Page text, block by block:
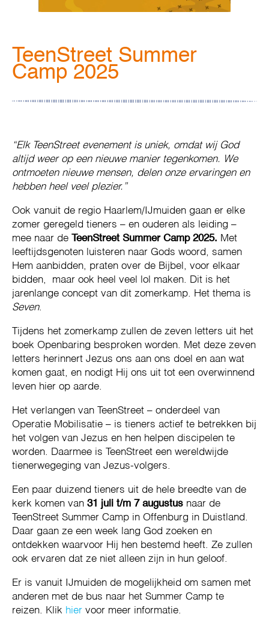
TeenStreet Summer
Camp 2025
“Elk TeenStreet evenement is uniek, omdat wij God
altijd weer op een nieuwe manier tegenkomen. We
ontmoeten nieuwe mensen, delen onze ervaringen en
hebben heel veel plezier.”
Ook vanuit de regio Haarlem/IJmuiden gaan er elke
zomer geregeld tieners – en ouderen als leiding –
mee naar de
TeenStreet Summer Camp 2025. Met
leeftijdsgenoten luisteren naar Gods woord, samen
Hem aanbidden, praten over de Bijbel, voor elkaar
bidden, maar ook heel veel lol maken. Dit is het
jarenlange concept van dit zomerkamp. Het thema is
Seven.
Tijdens het zomerkamp zullen de zeven letters uit het
boek Openbaring besproken worden. Met deze zeven
letters herinnert Jezus ons aan ons doel en aan wat
komen gaat, en nodigt Hij ons uit tot een overwinnend
leven hier op aarde.
Het verlangen van TeenStreet – onderdeel van
Operatie Mobilisatie – is tieners actief te betrekken bij
het volgen van Jezus en hen helpen discipelen te
worden. Daarmee is TeenStreet een wereldwijde
tienerwegeging van Jezus-volgers.
Een paar duizend tieners uit de hele breedte van de
kerk komen van 31 juli t/m 7 augustus naar de
TeenStreet Summer Camp in Offenburg in Duistland.
Daar gaan ze een week lang God zoeken en
ontdekken waarvoor Hij hen bestemd heeft. Ze zullen
ook ervaren dat ze niet alleen zijn in hun geloof.
Er is vanuit IJmuiden de mogelijkheid om samen met
anderen met de bus naar het Summer Camp te
reizen. Klik hier voor meer informatie.